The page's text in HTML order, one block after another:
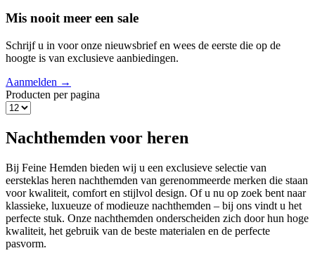
Mis nooit meer een sale
Schrijf u in voor onze nieuwsbrief en wees de eerste die op de
hoogte is van exclusieve aanbiedingen.
Aanmelden →
Producten per pagina
Nachthemden voor heren
Bij Feine Hemden bieden wij u een exclusieve selectie van
eersteklas heren nachthemden van gerenommeerde merken die staan
voor kwaliteit, comfort en stijlvol design. Of u nu op zoek bent naar
klassieke, luxueuze of modieuze nachthemden – bij ons vindt u het
perfecte stuk. Onze nachthemden onderscheiden zich door hun hoge
kwaliteit, het gebruik van de beste materialen en de perfecte
pasvorm.